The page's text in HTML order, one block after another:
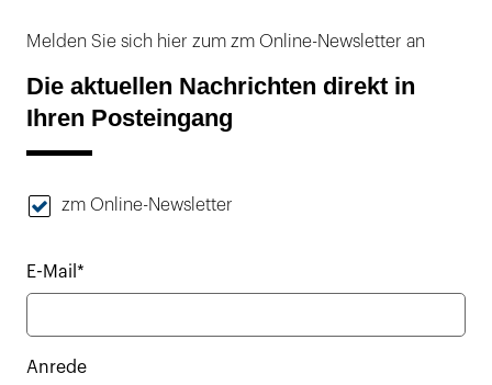
Melden Sie sich hier zum zm Online-Newsletter an
Die aktuellen Nachrichten direkt in
Ihren Posteingang
zm Online-Newsletter
E-Mail*
Anrede